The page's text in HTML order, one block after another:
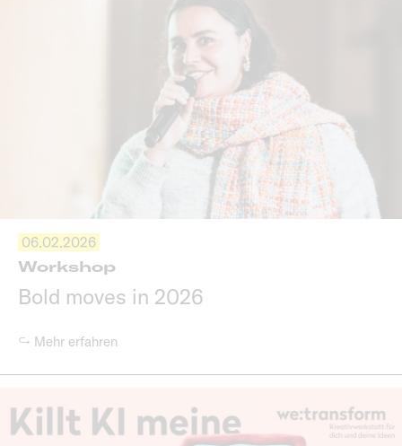
06.02.2026
Workshop
Bold moves in 2026
↪ Mehr erfahren